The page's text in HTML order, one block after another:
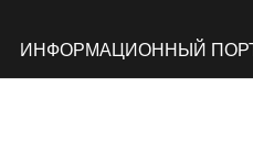
ИНФОРМАЦИОННЫЙ